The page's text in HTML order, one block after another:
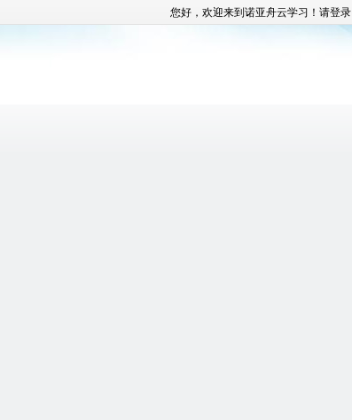
您好，欢迎来到诺亚舟云学习！请登录